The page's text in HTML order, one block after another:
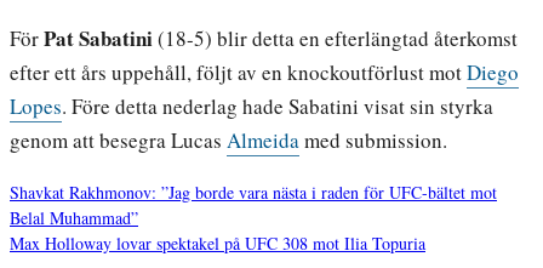
FörPat Sabatini(18-5) blir detta en efterlängtad återkomst
efter ett års uppehåll, följt av en knockoutförlust motDiego
Lopes. Före detta nederlag hade Sabatini visat sin styrka
genom att besegra Lucas Almeidamed submission.
Inläggsnavigering
Shavkat Rakhmonov: ”Jag borde vara nästa i raden för UFC-bältet mot
Belal Muhammad”
Max Holloway lovar spektakel på UFC 308 mot Ilia Topuria